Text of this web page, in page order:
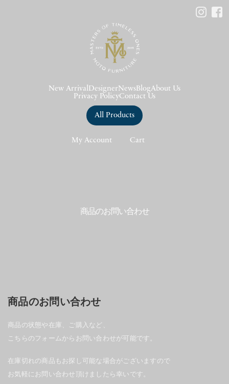
New Arrival DesignerNews BlogAbout Us
Privacy PolicyContact Us
All Products
My Account Cart
商品のお問い合わせ
商品のお問い合わせ
商品の状態や在庫、ご購入など、
こちらのフォームからお問い合わせが可能です。
在庫切れの商品もお探し可能な場合がございますので
お気軽にお問い合わせ頂けましたら幸いです。